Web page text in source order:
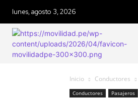
lunes, agosto 3, 2026
Inicio Conductores
Conductores Pasajeros